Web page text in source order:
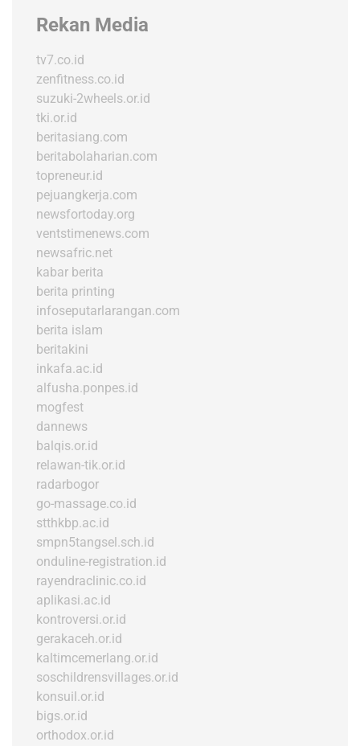
Rekan Media
tv7.co.id
zenfitness.co.id
suzuki-2wheels.or.id
tki.or.id
beritasiang.com
beritabolaharian.com
topreneur.id
pejuangkerja.com
newsfortoday.org
ventstimenews.com
newsafric.net
kabar berita
berita printing
infoseputarlarangan.com
berita islam
beritakini
inkafa.ac.id
alfusha.ponpes.id
mogfest
dannews
balqis.or.id
relawan-tik.or.id
radarbogor
go-massage.co.id
stthkbp.ac.id
smpn5tangsel.sch.id
onduline-registration.id
rayendraclinic.co.id
aplikasi.ac.id
kontroversi.or.id
gerakaceh.or.id
kaltimcemerlang.or.id
soschildrensvillages.or.id
konsuil.or.id
bigs.or.id
orthodox.or.id